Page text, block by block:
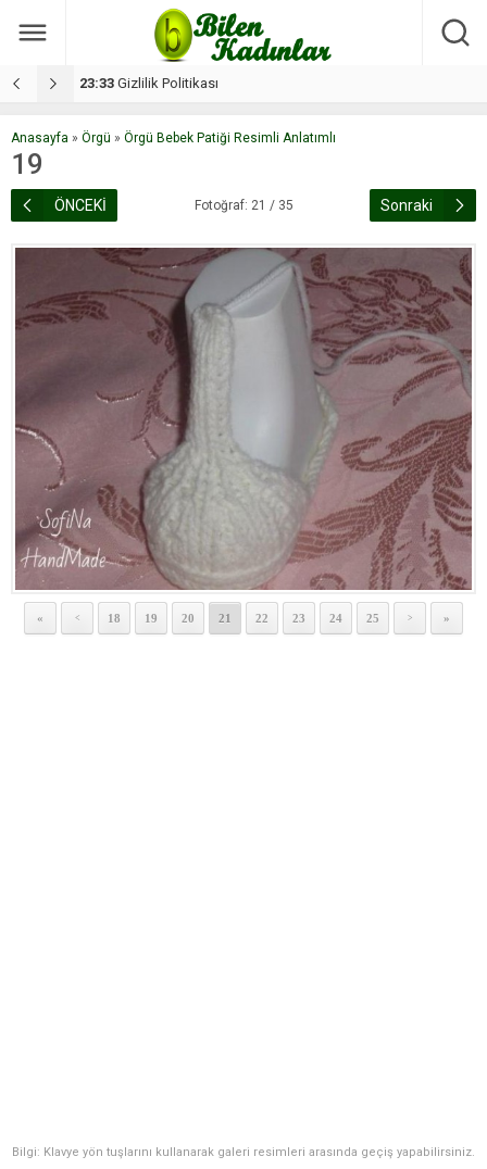
17:08 Dilan, düğününe 5 gün kala hayatını kaybetti
Anasayfa » Örgü » Örgü Bebek Patiği Resimli Anlatımlı
19
ÖNCEKİ Fotoğraf: 21 / 35 Sonraki
« < 18 19 20 21 22 23 24 25 > »
Bilgi: Klavye yön tuşlarını kullanarak galeri resimleri arasında geçiş yapabilirsiniz.